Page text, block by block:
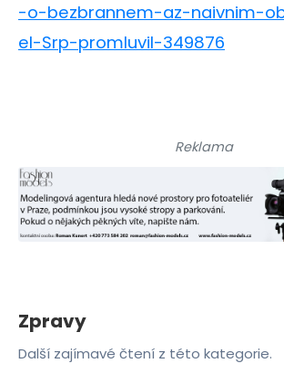
-o-bezbrannem-az-naivnim-
el-Srp-promluvil-349876
Reklama
Zpravy
Další zajímavé čtení z této kategorie.